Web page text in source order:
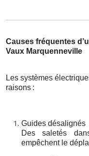
Causes fréquentes
Vaux Marquenneville
Les systèmes
raisons :
Guides désalignés
Des saletés
empêchent le